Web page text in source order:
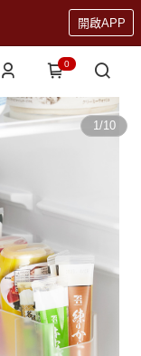
開啟APP
0
1/10